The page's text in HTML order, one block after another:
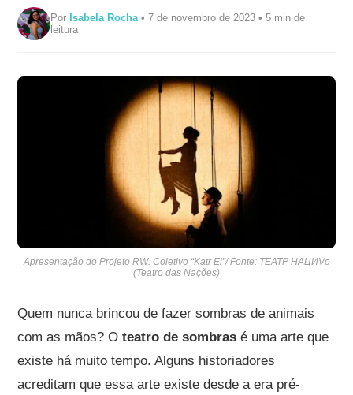
Por Isabela Rocha• 7 de novembro de 2023 • 5 min de
leitura
Apresentação do Projeto RW. Coletivo “Katr El”/ Fonte: ТЕАТР НАЦИVo
(Teatro das Nações)
Quem nunca brincou de fazer sombras de animais
com as mãos? Oteatro de sombras é uma arte que
existe há muito tempo. Alguns historiadores
acreditam que essa arte existe desde a era pré-